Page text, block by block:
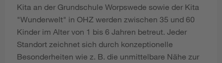
Kita an der Grundschule Worpswede sowie der Kita
"Wunderwelt" in OHZ werden zwischen 35 und 60
Kinder im Alter von 1 bis 6 Jahren betreut. Jeder
Standort zeichnet sich durch konzeptionelle
Besonderheiten wie z. B. die unmittelbare Nähe zur